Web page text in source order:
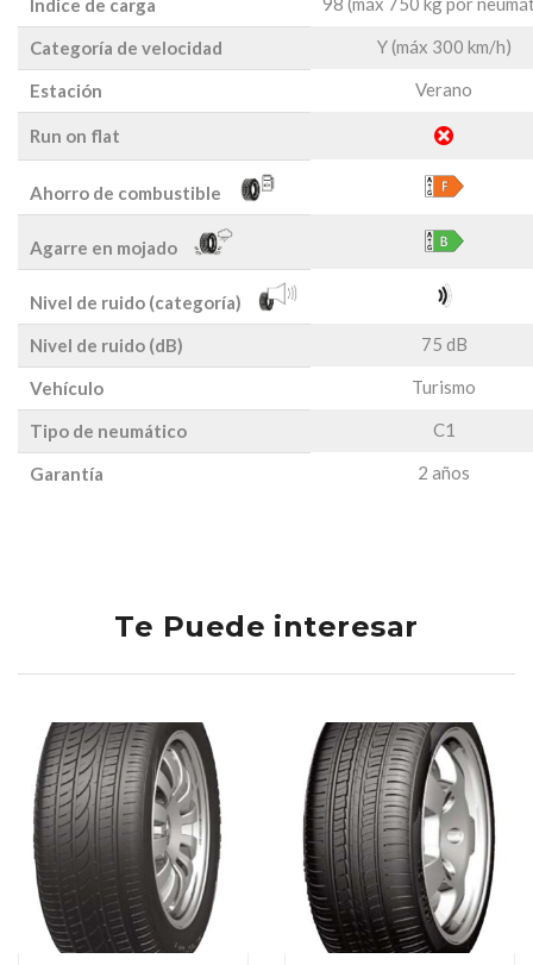
Índice de carga
Categoría de velocidad Y (máx 300 km/h)
Estación Verano
Run on flat
Ahorro de combustible
Agarre en mojado
Nivel de ruido (categoría)
Nivel de ruido (dB)
75 dB
Vehículo Turismo
Tipo de neumático C1
Garantía 2 años
Te Puede interesar